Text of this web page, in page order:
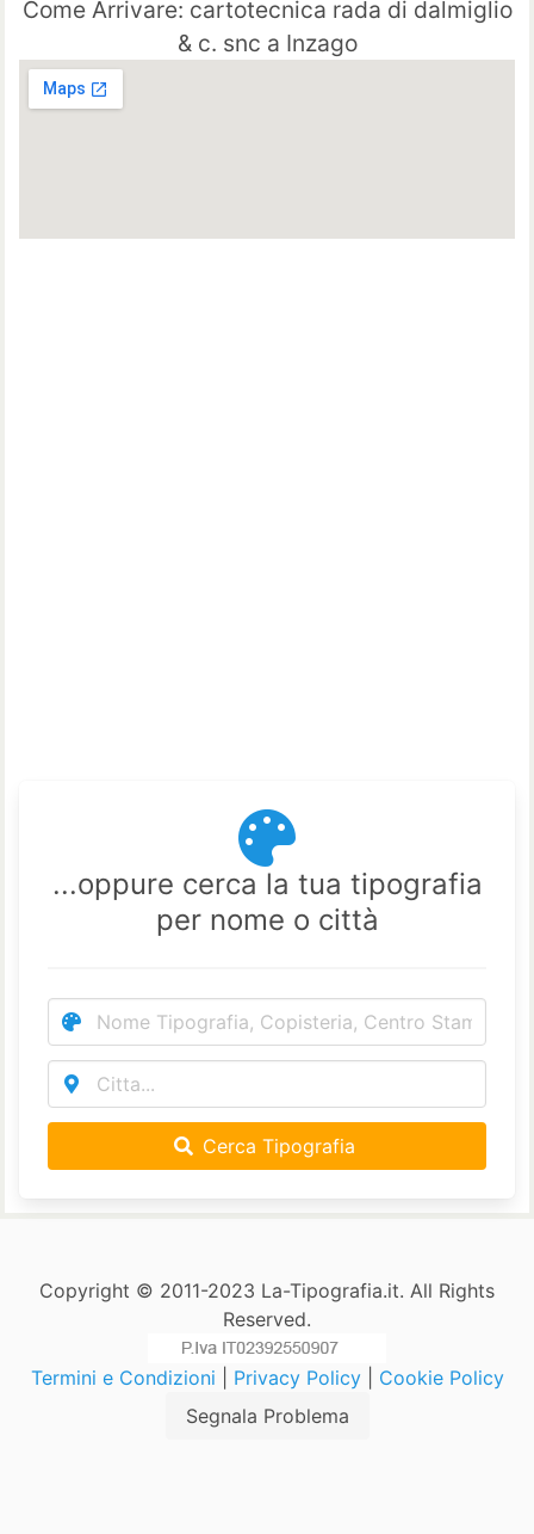
Come Arrivare: cartotecnica rada di dalmiglio
& c. snc a Inzago
...oppure cerca la tua tipografia
per nome o città
Cerca Tipografia
Copyright © 2011-2023 La-Tipografia.it. All Rights
Reserved.
Termini e Condizioni Privacy Policy| Cookie Policy
Segnala Problema